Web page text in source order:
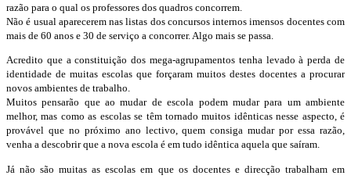
razão para o qual os professores dos quadros concorrem.
Não é usual aparecerem nas listas dos concursos internos imensos docentes com
mais de 60 anos e 30 de serviço a concorrer. Algo mais se passa.
Acredito que a constituição dos mega-agrupamentos tenha levado à perda de
identidade de muitas escolas que forçaram muitos destes docentes a procurar
novos ambientes de trabalho.
Muitos pensarão que ao mudar de escola podem mudar para um ambiente
melhor, mas como as escolas se têm tornado muitos idênticas nesse aspecto, é
provável que no próximo ano lectivo, quem consiga mudar por essa razão,
venha a descobrir que a nova escola é em tudo idêntica aquela que saíram.
Já não são muitas as escolas em que os docentes e direcção trabalham em